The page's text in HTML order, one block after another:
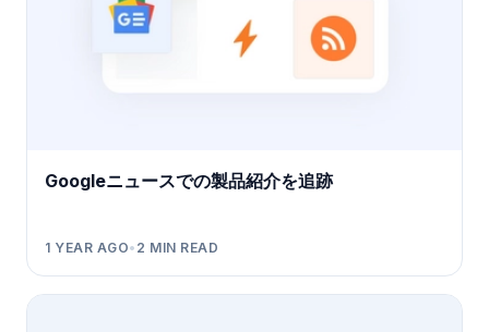
Googleニュースでの製品紹介を追跡
1 YEAR AGO• 2 MIN READ